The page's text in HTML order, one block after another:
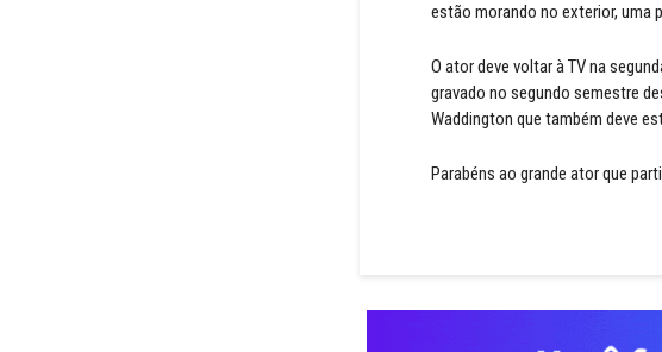
estão morando no exterior, uma
O ator deve voltar à TV na
gravado no segundo semestre
Waddington que também deve
Parabéns ao grande ator que